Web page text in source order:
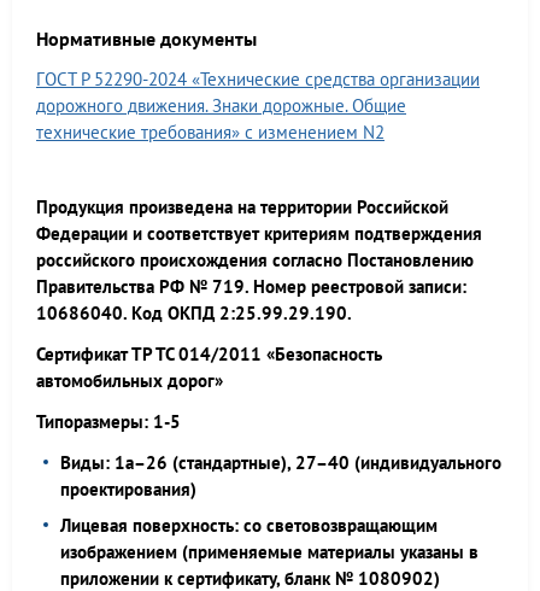
Нормативные документы
ГОСТ Р 52290-2024 «Технические средства организации
дорожного движения. Знаки дорожные. Общие
технические требования» с изменением N2
Продукция произведена на территории Российской
Федерации и соответствует критериям подтверждения
российского происхождения согласно Постановлению
Правительства РФ № 719. Номер реестровой записи:
10686040. Код ОКПД 2:25.99.29.190.
Сертификат ТР ТС 014/2011 «Безопасность
автомобильных дорог»
Типоразмеры: 1-5
Виды: 1а–26 (стандартные), 27–40 (индивидуального
проектирования)
Лицевая поверхность: со световозвращающим
изображением (применяемые материалы указаны в
приложении к сертификату, бланк № 1080902)